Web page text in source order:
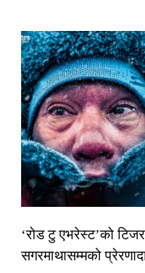
‘रोड टु एभरेस्ट’को
सगरमाथासम्मको